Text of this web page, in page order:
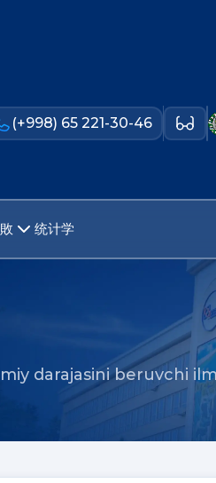
(+998) 65 221-30-46
统计学
darajasini beruvchi